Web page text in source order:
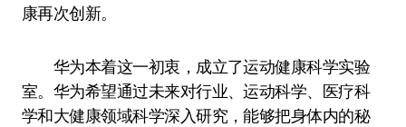
康再次创新。
华为本着这一初衷，成立了运动健康科学实验
室。华为希望通过未来对行业、运动科学、医疗科
学和大健康领域科学深入研究，能够把身体内的秘